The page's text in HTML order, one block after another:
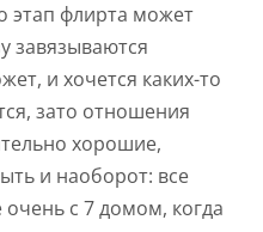
этап флирта может
завязываются
и хочется каких-то
зато отношения
хорошие,
и наоборот: все
с 7 домом, когда